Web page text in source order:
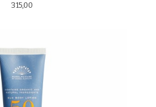
Pris
315,00